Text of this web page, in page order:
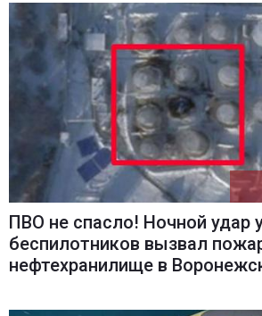
ПВО не спасло! Ночной удар
беспилотников вызвал
нефтехранилище в